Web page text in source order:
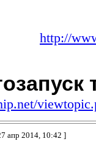
http://
апр 2014, 10:42 ]